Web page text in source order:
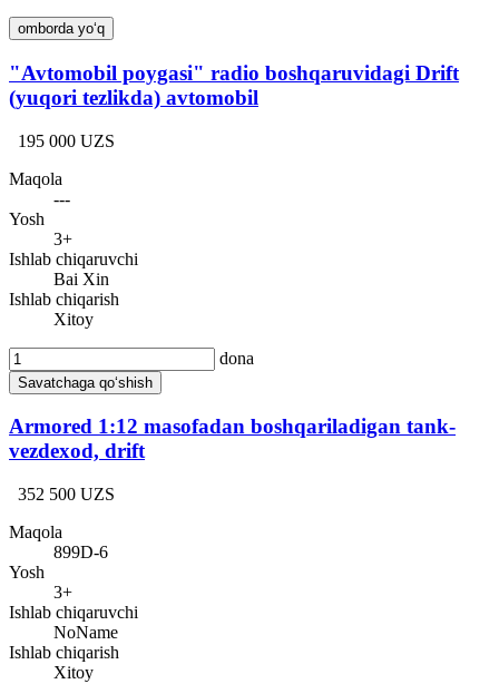
omborda yo‘q
"Avtomobil poygasi" radio boshqaruvidagi Drift
(yuqori tezlikda) avtomobil
195 000 UZS
Maqola
---
Yosh
3+
Ishlab chiqaruvchi
Bai Xin
Ishlab chiqarish
Xitoy
dona
Savatchaga qo‘shish
Armored 1:12 masofadan boshqariladigan tank-
vezdexod, drift
352 500 UZS
Maqola
899D-6
Yosh
3+
Ishlab chiqaruvchi
NoName
Ishlab chiqarish
Xitoy